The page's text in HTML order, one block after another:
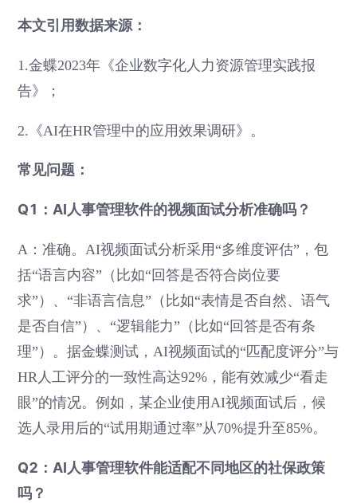
本文引用数据来源：
1.金蝶2023年《企业数字化人力资源管理实践报
告》；
2.《AI在HR管理中的应用效果调研》。
常见问题：
Q1：AI人事管理软件的视频面试分析准确吗？
A：准确。AI视频面试分析采用“多维度评估”，包
括“语言内容”（比如“回答是否符合岗位要
求”）、“非语言信息”（比如“表情是否自然、语气
是否自信”）、“逻辑能力”（比如“回答是否有条
理”）。据金蝶测试，AI视频面试的“匹配度评分”与
HR人工评分的一致性高达92%，能有效减少“看走
眼”的情况。例如，某企业使用AI视频面试后，候
选人录用后的“试用期通过率”从70%提升至85%。
Q2：AI人事管理软件能适配不同地区的社保政策
吗？